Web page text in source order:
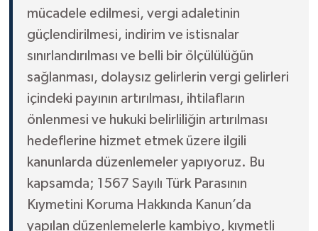
mücadele edilmesi, vergi adaletinin
güçlendirilmesi, indirim ve istisnalar
sınırlandırılması ve belli bir ölçülülüğün
sağlanması, dolaysız gelirlerin vergi gelirleri
içindeki payının artırılması, ihtilafların
önlenmesi ve hukuki belirliliğin artırılması
hedeflerine hizmet etmek üzere ilgili
kanunlarda düzenlemeler yapıyoruz. Bu
kapsamda; 1567 Sayılı Türk Parasının
Kıymetini Koruma Hakkında Kanun’da
yapılan düzenlemelerle kambiyo, kıymetli